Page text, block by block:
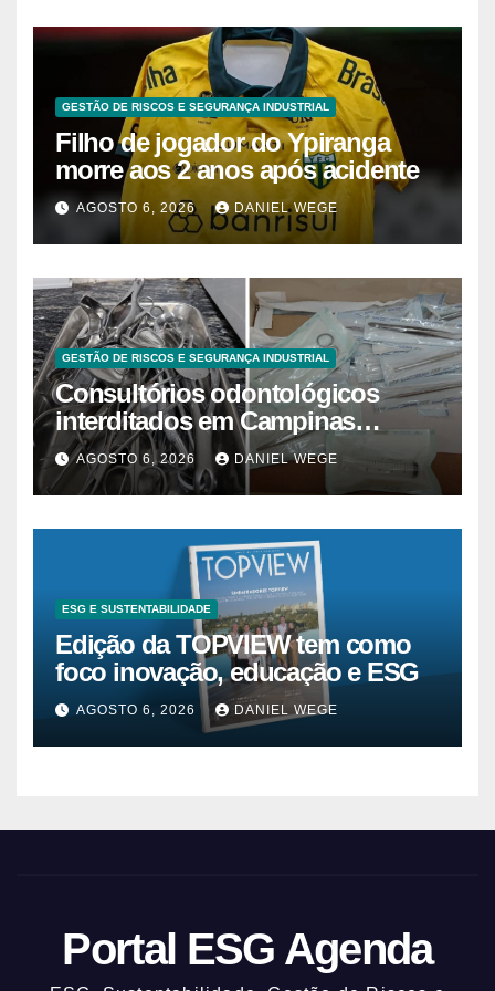
GESTÃO DE RISCOS E SEGURANÇA INDUSTRIAL
Filho de jogador do Ypiranga
morre aos 2 anos após acidente
AGOSTO 6, 2026 DANIEL WEGE
GESTÃO DE RISCOS E SEGURANÇA INDUSTRIAL
Consultórios odontológicos
interditados em Campinas
superam 2025
AGOSTO 6, 2026 DANIEL WEGE
ESG E SUSTENTABILIDADE
Edição da TOPVIEW tem como
foco inovação, educação e ESG
AGOSTO 6, 2026 DANIEL WEGE
Portal ESG Agenda